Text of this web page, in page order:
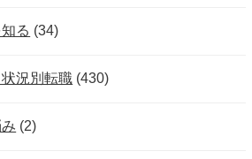
る (34)
況別転職 (430)
(2)